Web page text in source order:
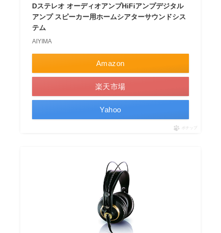
Dステレオ オーディオアンプHiFiアンプデジタル
アンプ スピーカー用ホームシアターサウンドシス
テム
AIYIMA
Amazon
楽天市場
Yahoo
ポチップ